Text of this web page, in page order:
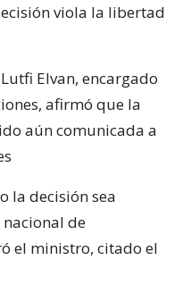
viola la libertad
Elvan, encargado
afirmó que la
aún comunicada a
la decisión sea
de
el ministro, citado el